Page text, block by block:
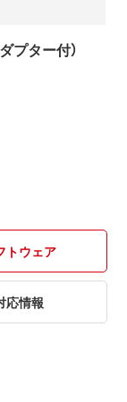
プター付）
トウェア
応情報